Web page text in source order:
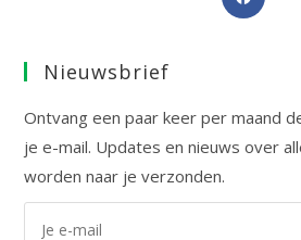
Nieuwsbrief
Ontvang een paar keer per maand
je e-mail. Updates en nieuws over
worden naar je verzonden.